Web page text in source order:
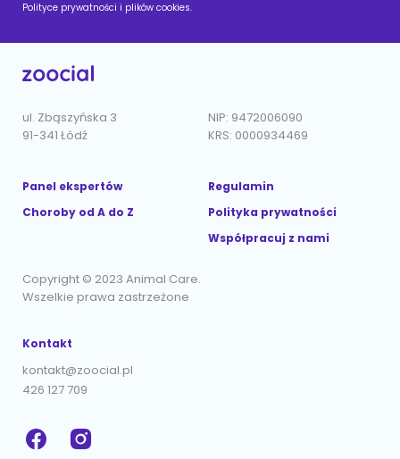
Polityce prywatności i plików cookies.
ul. Zbąszyńska 3
91-341 Łódź
NIP: 9472006090
KRS: 0000934469
Panel ekspertów
Choroby od A do Z
Regulamin
Polityka prywatności
Współpracuj z nami
Copyright © 2023 Animal Care.
Wszelkie prawa zastrzeżone
Kontakt
kontakt@zoocial.pl
426 127 709